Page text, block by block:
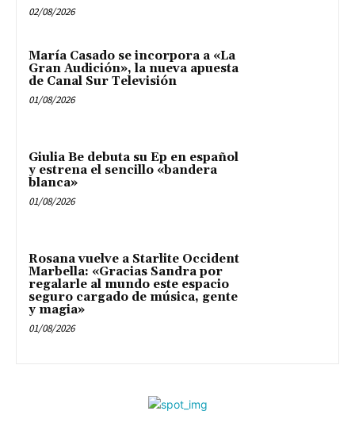
02/08/2026
María Casado se incorpora a «La
Gran Audición», la nueva apuesta
de Canal Sur Televisión
01/08/2026
Giulia Be debuta su Ep en español
y estrena el sencillo «bandera
blanca»
01/08/2026
Rosana vuelve a Starlite Occident
Marbella: «Gracias Sandra por
regalarle al mundo este espacio
seguro cargado de música, gente
y magia»
01/08/2026